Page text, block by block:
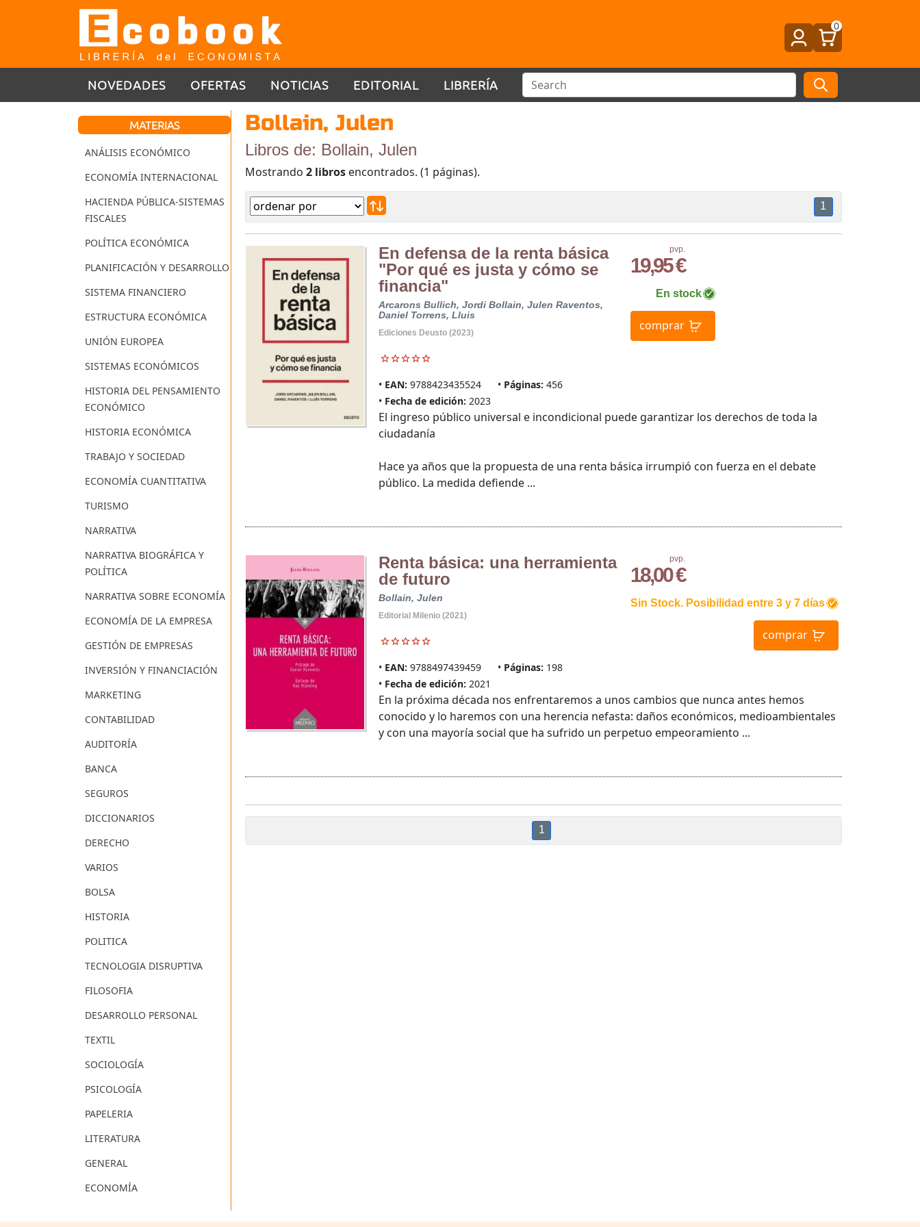
0
NOVEDADES OFERTAS NOTICIAS EDITORIAL LIBRERÍA
MATERIAS
ANÁLISIS ECONÓMICO
ECONOMÍA INTERNACIONAL
HACIENDA PÚBLICA-SISTEMAS
FISCALES
POLÍTICA ECONÓMICA
PLANIFICACIÓN Y DESARROLLO
SISTEMA FINANCIERO
ESTRUCTURA ECONÓMICA
UNIÓN EUROPEA
SISTEMAS ECONÓMICOS
HISTORIA DEL PENSAMIENTO
ECONÓMICO
HISTORIA ECONÓMICA
TRABAJO Y SOCIEDAD
ECONOMÍA CUANTITATIVA
TURISMO
NARRATIVA
NARRATIVA BIOGRÁFICA Y
POLÍTICA
NARRATIVA SOBRE ECONOMÍA
ECONOMÍA DE LA EMPRESA
GESTIÓN DE EMPRESAS
INVERSIÓN Y FINANCIACIÓN
MARKETING
CONTABILIDAD
AUDITORÍA
BANCA
SEGUROS
DICCIONARIOS
DERECHO
VARIOS
BOLSA
HISTORIA
POLITICA
TECNOLOGIA DISRUPTIVA
FILOSOFIA
DESARROLLO PERSONAL
TEXTIL
SOCIOLOGÍA
PSICOLOGÍA
PAPELERIA
LITERATURA
GENERAL
ECONOMÍA
Bollain, Julen
Libros de: Bollain, Julen
Mostrando2 libros encontrados. (1 páginas).
1
En defensa de la renta básica
"Por qué es justa y cómo se
financia"
Arcarons Bullich, Jordi Bollain, Julen Raventos,
Daniel Torrens, Lluis
Ediciones Deusto (2023)
EAN: 9788423435524 Páginas: 456
Fecha de edición: 2023
pvp.
19,95 €
En stock
comprar
El ingreso público universal e incondicional puede garantizar los derechos de toda la
ciudadanía
Hace ya años que la propuesta de una renta básica irrumpió con fuerza en el debate
público. La medida defiende ...
Renta básica: una herramienta
de futuro
Bollain, Julen
Editorial Milenio (2021)
EAN: 9788497439459 Páginas: 198
Fecha de edición: 2021
pvp.
18,00 €
Sin Stock. Posibilidad entre 3 y 7 días
comprar
En la próxima década nos enfrentaremos a unos cambios que nunca antes hemos
conocido y lo haremos con una herencia nefasta: daños económicos, medioambientales
y con una mayoría social que ha sufrido un perpetuo empeoramiento ...
1